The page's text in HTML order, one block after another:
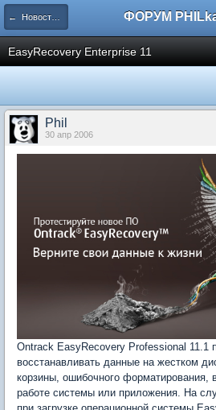
← Новости с сайта
EasyRecovery Enterprise 11
Phil
30 апр 2006
Ontrack EasyRecovery Professional 11.1
восстанавливать данные на жестком
корзины, ошибочного форматирования,
работе системы или приложения. На